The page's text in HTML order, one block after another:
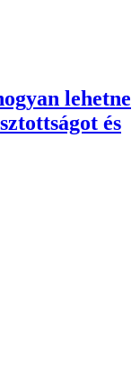
lehetne
és